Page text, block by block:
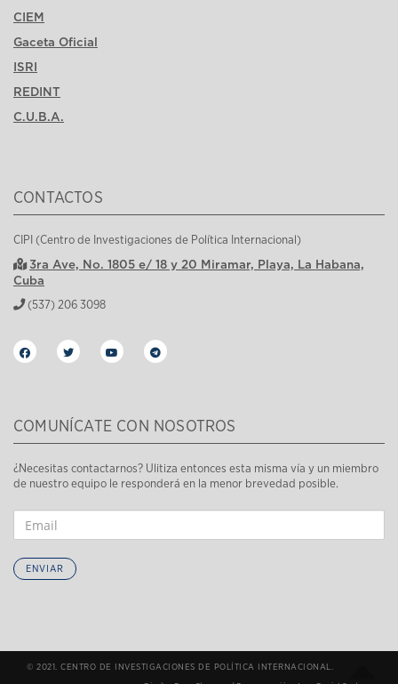
CIEM
Gaceta Oficial
ISRI
REDINT
C.U.B.A.
CONTACTOS
CIPI (Centro de Investigaciones de Política Internacional)
3ra Ave, No. 1805 e/ 18 y 20 Miramar, Playa, La Habana,
Cuba
(537) 206 3098
COMUNÍCATE CON NOSOTROS
¿Necesitas contactarnos? Ulitiza entonces esta misma vía y un miembro
de nuestro equipo le responderá en la menor brevedad posible.
ENVIAR
© 2021. CENTRO DE INVESTIGACIONES DE POLÍTICA INTERNACIONAL.